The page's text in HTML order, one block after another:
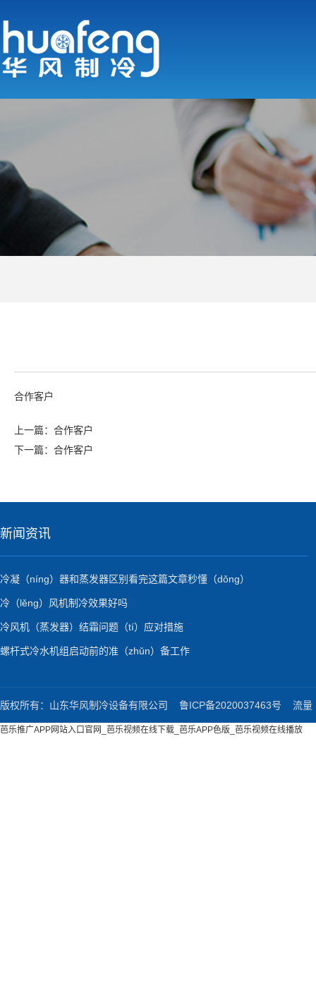
合作客户
上一篇： 合作客户
下一篇： 合作客户
新闻资讯
冷凝（níng）器和蒸发器区别看完这篇文章秒懂（dǒng）
冷（lěng）风机制冷效果好吗
冷风机（蒸发器）结霜问题（tí）应对措施
螺杆式冷水机组启动前的准（zhǔn）备工作
版权所有：山东华风制冷设备有限公司 鲁ICP备2020037463号 流量
芭乐推广APP网站入口官网_芭乐视频在线下载_芭乐APP色版_芭乐视频在线播放